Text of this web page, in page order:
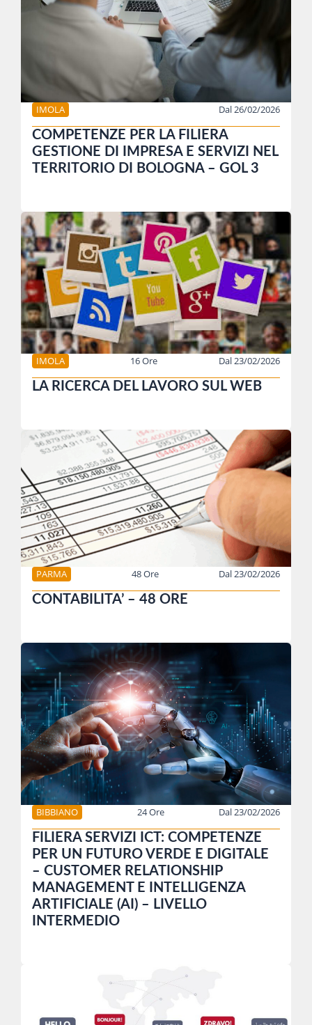
IMOLA Dal 26/02/2026
COMPETENZE PER LA FILIERA
GESTIONE DI IMPRESA E SERVIZI NEL
TERRITORIO DI BOLOGNA – GOL 3
IMOLA 16 Ore Dal 23/02/2026
LA RICERCA DEL LAVORO SUL WEB
PARMA 48 Ore Dal 23/02/2026
CONTABILITA’ – 48 ORE
BIBBIANO 24 Ore Dal 23/02/2026
FILIERA SERVIZI ICT: COMPETENZE
PER UN FUTURO VERDE E DIGITALE
– CUSTOMER RELATIONSHIP
MANAGEMENT E INTELLIGENZA
ARTIFICIALE (AI) – LIVELLO
INTERMEDIO